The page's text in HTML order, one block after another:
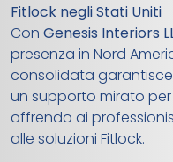
Fitlock negli Stati Uniti
Con Genesis Interiors
presenza in Nord
consolidata
un supporto mirato
offrendo ai
alle soluzioni Fitlock.